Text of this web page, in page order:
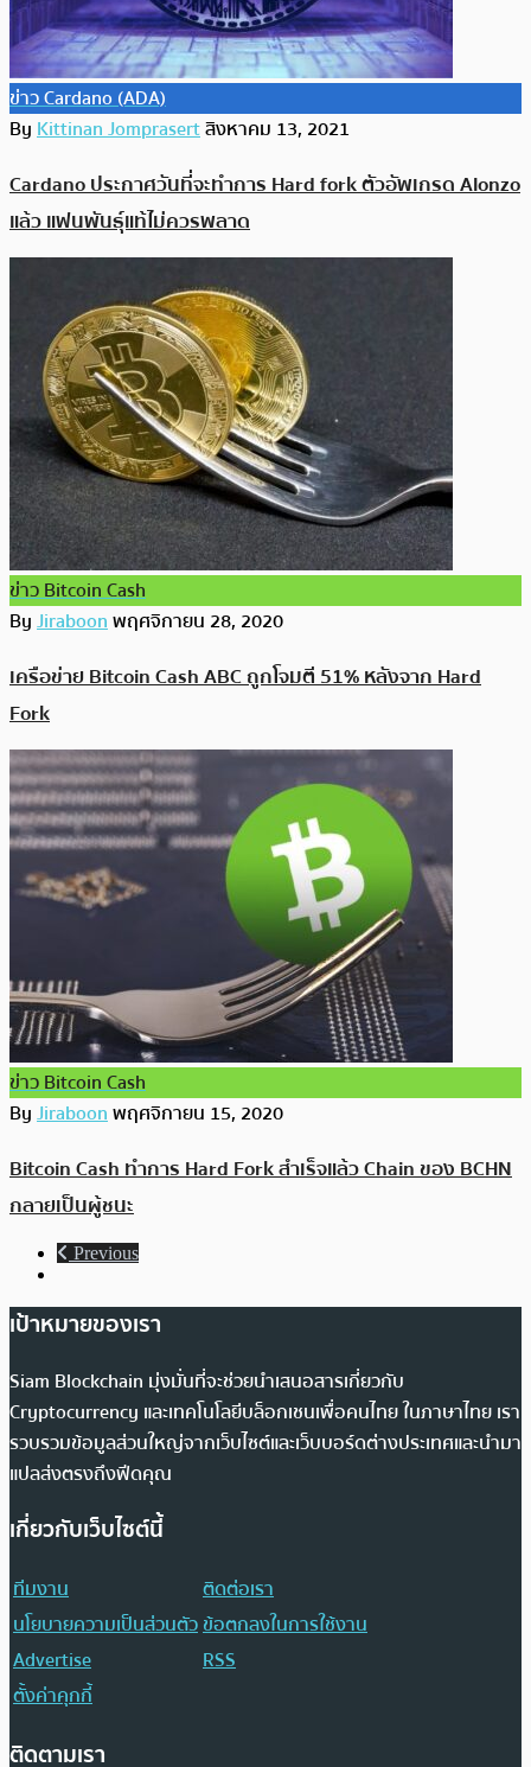
ข่าว Cardano (ADA)
ByKittinan Jomprasertสิงหาคม 13, 2021
Cardano ประกาศวันที่จะทำการ Hard fork ตัวอัพเกรด Alonzo
แล้ว แฟนพันธุ์แท้ไม่ควรพลาด
ข่าว Bitcoin Cash
ByJiraboonพฤศจิกายน 28, 2020
เครือข่าย Bitcoin Cash ABC ถูกโจมตี 51% หลังจาก Hard
Fork
ข่าว Bitcoin Cash
ByJiraboonพฤศจิกายน 15, 2020
Bitcoin Cash ทำการ Hard Fork สำเร็จแล้ว Chain ของ BCHN
กลายเป็นผู้ชนะ
Previous
เป้าหมายของเรา
Siam Blockchain มุ่งมั่นที่จะช่วยนำเสนอสารเกี่ยวกับ
Cryptocurrency และเทคโนโลยีบล็อกเชนเพื่อคนไทย ในภาษาไทย เรา
รวบรวมข้อมูลส่วนใหญ่จากเว็บไซต์และเว็บบอร์ดต่างประเทศและนำมา
แปลส่งตรงถึงฟีดคุณ
เกี่ยวกับเว็บไซต์นี้
ทีมงาน
ติดต่อเรา
นโยบายความเป็นส่วนตัวข้อตกลงในการใช้งาน
Advertise
RSS
ตั้งค่าคุกกี้
ติดตามเรา